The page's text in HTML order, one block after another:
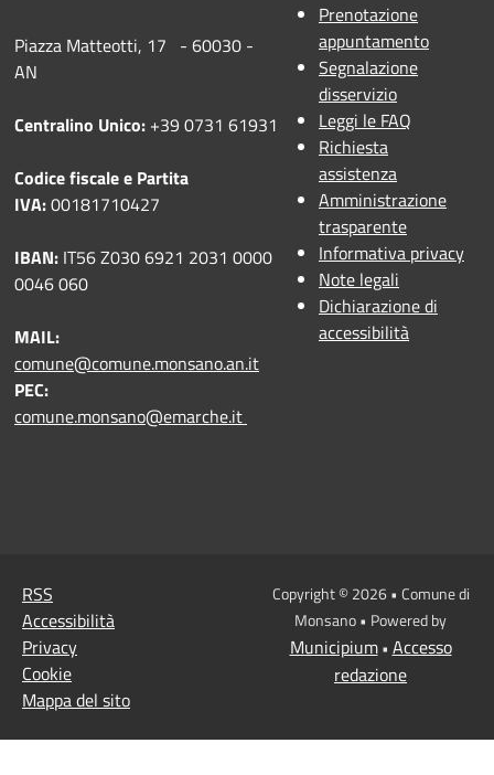
Piazza Matteotti, 17 - 60030 -
AN
Centralino Unico: +39 0731 61931
Codice fiscale e Partita
IVA:00181710427
IBAN: IT56 Z030 6921 2031 0000
0046 060
MAIL:
comune@comune.monsano.an.it
PEC:
comune.monsano@emarche.it
Prenotazione
appuntamento
Segnalazione
disservizio
Leggi le FAQ
Richiesta
assistenza
Amministrazione
trasparente
Informativa privacy
Note legali
Dichiarazione di
accessibilità
RSS
Accessibilità
Privacy
Cookie
Mappa del sito
Copyright © 2026 • Comune di
Monsano • Powered by
Municipium• Accesso
redazione